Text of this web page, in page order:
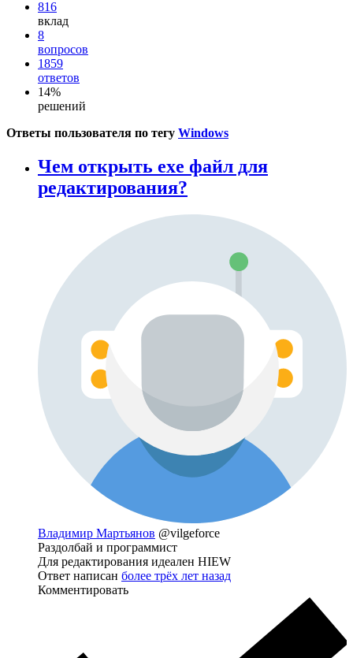
816
вклад
8
вопросов
1859
ответов
14%
решений
Ответы пользователя по тегу Windows
Чем открыть exe файл для
редактирования?
Владимир Мартьянов @vilgeforce
Раздолбай и программист
Для редактирования идеален HIEW
Ответ написан более трёх лет назад
Комментировать